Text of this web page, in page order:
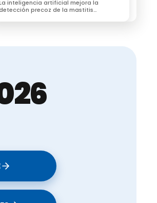
inteligencia artificial mejora la
precoz de la mastitis